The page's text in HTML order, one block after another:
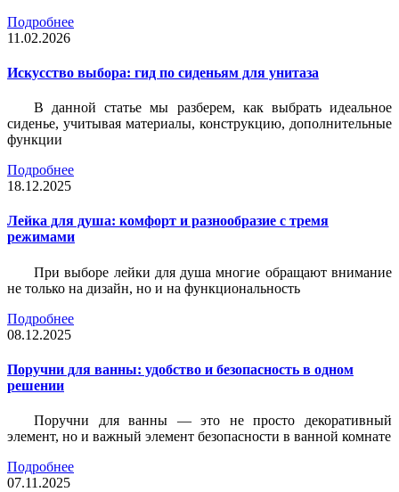
Подробнее
11.02.2026
Искусство выбора: гид по сиденьям для унитаза
В данной статье мы разберем, как выбрать идеальное
сиденье, учитывая материалы, конструкцию, дополнительные
функции
Подробнее
18.12.2025
Лейка для душа: комфорт и разнообразие с тремя
режимами
При выборе лейки для душа многие обращают внимание
не только на дизайн, но и на функциональность
Подробнее
08.12.2025
Поручни для ванны: удобство и безопасность в одном
решении
Поручни для ванны — это не просто декоративный
элемент, но и важный элемент безопасности в ванной комнате
Подробнее
07.11.2025